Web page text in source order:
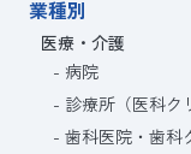
業種別
医療・介護
病院
診療所（医科ク
歯科医院・歯科